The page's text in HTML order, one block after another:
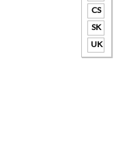
CS
SK
UK